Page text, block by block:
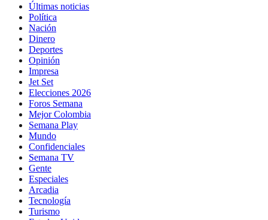
Últimas noticias
Política
Nación
Dinero
Deportes
Opinión
Impresa
Jet Set
Elecciones 2026
Foros Semana
Mejor Colombia
Semana Play
Mundo
Confidenciales
Semana TV
Gente
Especiales
Arcadia
Tecnología
Turismo